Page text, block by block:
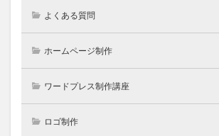
よくある質問
ホームページ制作
ワードプレス制作講座
ロゴ制作